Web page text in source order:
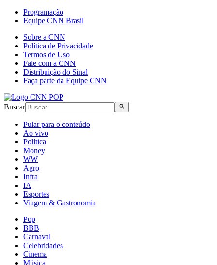
Programação
Equipe CNN Brasil
Sobre a CNN
Política de Privacidade
Termos de Uso
Fale com a CNN
Distribuição do Sinal
Faça parte da Equipe CNN
Buscar
Pular para o conteúdo
Ao vivo
Política
Money
WW
Agro
Infra
IA
Esportes
Viagem & Gastronomia
Pop
BBB
Carnaval
Celebridades
Cinema
Música